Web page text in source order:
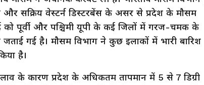
और सक्रिय वेस्टर्न डिस्टरबेंस के असर से प्रदेश के मौसम
पूर्वी और पश्चिमी यूपी के कई जिलों में गरज-चमक के
गई है। मौसम विभाग ने कुछ इलाकों में भारी बारिश
है।
के कारण प्रदेश के अधिकतम तापमान में 5 से 7 डिग्री